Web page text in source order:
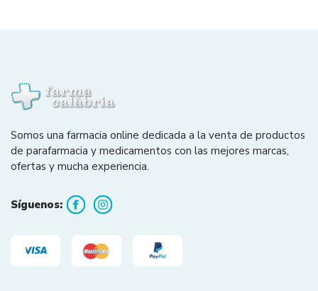
Somos una farmacia online dedicada a la venta de productos
de parafarmacia y medicamentos con las mejores marcas,
ofertas y mucha experiencia.
Síguenos: